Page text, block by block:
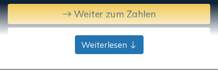
Weiter zum Zahlen
Bank-Überweisung
Weiterlesen